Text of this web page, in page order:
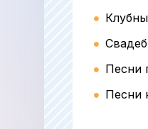
Песни
Песни